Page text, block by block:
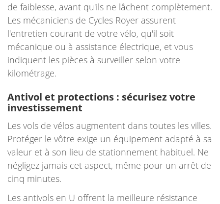
de faiblesse, avant qu'ils ne lâchent complètement.
Les mécaniciens de Cycles Royer assurent
l'entretien courant de votre vélo, qu'il soit
mécanique ou à assistance électrique, et vous
indiquent les pièces à surveiller selon votre
kilométrage.
Antivol et protections : sécurisez votre
investissement
Les vols de vélos augmentent dans toutes les villes.
Protéger le vôtre exige un équipement adapté à sa
valeur et à son lieu de stationnement habituel. Ne
négligez jamais cet aspect, même pour un arrêt de
cinq minutes.
Les antivols en U offrent la meilleure résistance